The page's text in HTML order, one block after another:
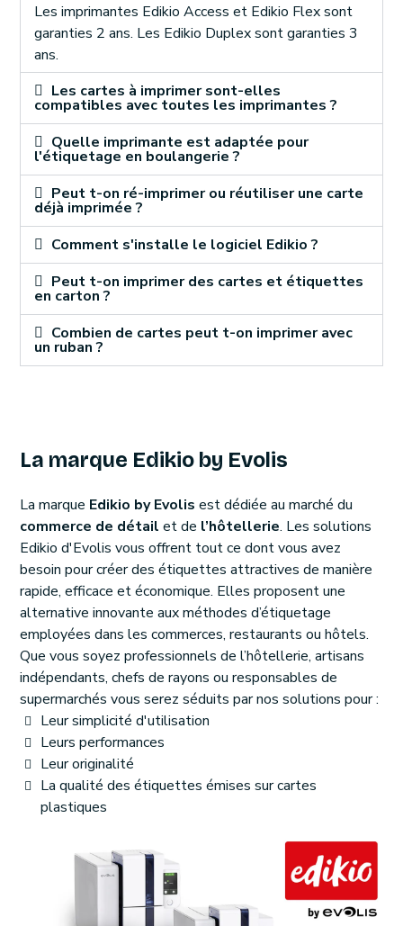
Les imprimantes Edikio Access et Edikio Flex sont
garanties 2 ans. Les Edikio Duplex sont garanties 3
ans.
Les cartes à imprimer sont-elles
compatibles avec toutes les imprimantes ?
Quelle imprimante est adaptée pour
l'étiquetage en boulangerie ?
Peut t-on ré-imprimer ou réutiliser une carte
déjà imprimée ?
Comment s'installe le logiciel Edikio ?
Peut t-on imprimer des cartes et étiquettes
en carton ?
Combien de cartes peut t-on imprimer avec
un ruban ?
La marque Edikio by Evolis
La marque Edikio by Evolis est dédiée au marché du
commerce de détail et de l’hôtellerie. Les solutions
Edikio d'Evolis vous offrent tout ce dont vous avez
besoin pour créer des étiquettes attractives de manière
rapide, efficace et économique. Elles proposent une
alternative innovante aux méthodes d’étiquetage
employées dans les commerces, restaurants ou hôtels.
Que vous soyez professionnels de l’hôtellerie, artisans
indépendants, chefs de rayons ou responsables de
supermarchés vous serez séduits par nos solutions pour :
Leur simplicité d'utilisation
Leurs performances
Leur originalité
La qualité des étiquettes émises sur cartes
plastiques